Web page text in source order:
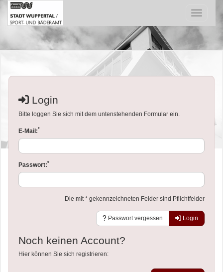
Menü
Login
Bitte loggen Sie sich mit dem untenstehenden Formular ein.
E-Mail:*
Passwort:*
Die mit * gekennzeichneten Felder sind Pflichtfelder
Passwort vergessen Login
Noch keinen Account?
Hier können Sie sich registrieren: